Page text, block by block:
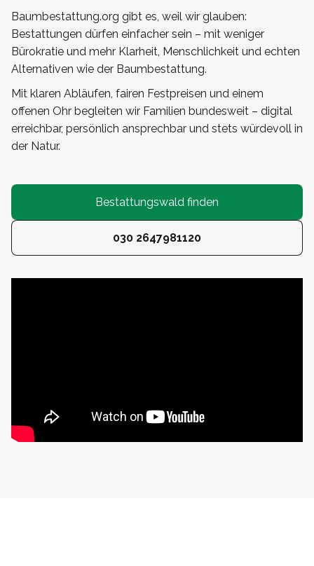
Baumbestattung.org gibt es, weil wir glauben:
Bestattungen dürfen einfacher sein – mit weniger
Bürokratie und mehr Klarheit, Menschlichkeit und echten
Alternativen wie der Baumbestattung.
Mit klaren Abläufen, fairen Festpreisen und einem
offenen Ohr begleiten wir Familien bundesweit – digital
erreichbar, persönlich ansprechbar und stets würdevoll in
der Natur.
Bestattungswald finden
030 2647981120